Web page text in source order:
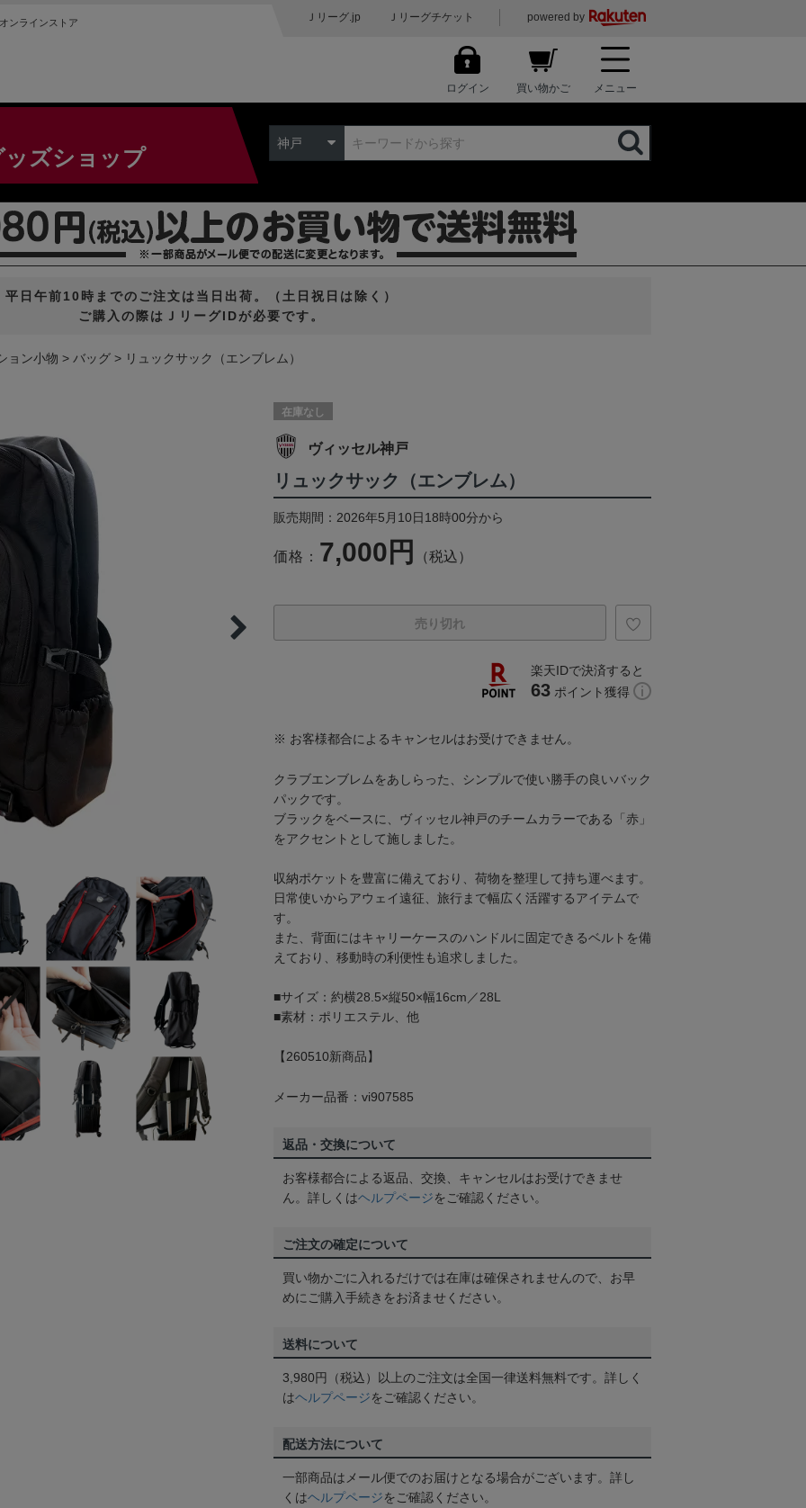
ンラインストア Ｊリーグ.jp Ｊリーグチケット powered by
ログイン 買い物かご メニュー
ズショップ
神戸
平日午前10時までのご注文は当日出荷。（土日祝日は除く）
ご購入の際はＪリーグIDが必要です。
ョン小物 バッグ リュックサック（エンブレム）
在庫なし
ヴィッセル神戸
リュックサック（エンブレム）
販売期間：2026年5月10日18時00分から
価格： 7,000円 （税込）
売り切れ
楽天IDで決済すると
63 ポイント獲得
※ お客様都合によるキャンセルはお受けできません。
クラブエンブレムをあしらった、シンプルで使い勝手の良いバック
パックです。
ブラックをベースに、ヴィッセル神戸のチームカラーである「赤」
をアクセントとして施しました。
収納ポケットを豊富に備えており、荷物を整理して持ち運べます。
日常使いからアウェイ遠征、旅行まで幅広く活躍するアイテムで
す。
また、背面にはキャリーケースのハンドルに固定できるベルトを備
えており、移動時の利便性も追求しました。
■サイズ：約横28.5×縦50×幅16cm／28L
■素材：ポリエステル、他
【260510新商品】
メーカー品番：vi907585
返品・交換について
お客様都合による返品、交換、キャンセルはお受けできませ
ん。詳しくはヘルプページをご確認ください。
ご注文の確定について
買い物かごに入れるだけでは在庫は確保されませんので、お早
めにご購入手続きをお済ませください。
送料について
3,980円（税込）以上のご注文は全国一律送料無料です。詳しく
はヘルプページをご確認ください。
配送方法について
一部商品はメール便でのお届けとなる場合がございます。詳し
くはヘルプページをご確認ください。